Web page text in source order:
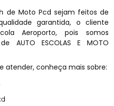
de Moto Pcd sejam feitos de
garantida, o cliente
Aeroporto, pois somos
AUTO ESCOLAS E MOTO
atender, conheça mais sobre: